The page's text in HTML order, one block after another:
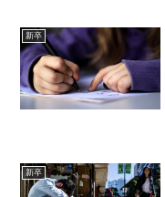
新卒
新卒